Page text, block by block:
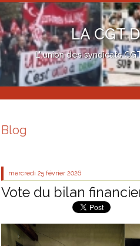
LA CGT
L' union des syndicats
Blog
mercredi 25 février 2026
Vote du bilan